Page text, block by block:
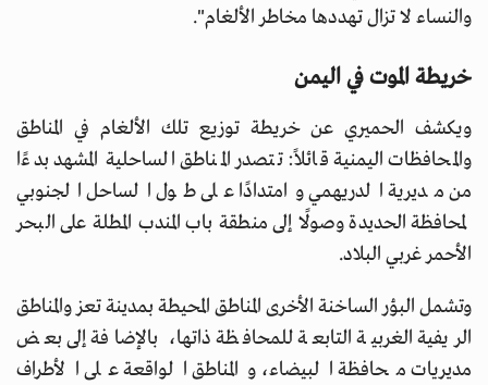
والنساء لا تزال تهددها مخاطر الألغام".
خريطة الموت في اليمن
ويكشف الحميري عن خريطة توزيع تلك الألغام في المناطق
والمحافظات اليمنية قائلاً: تتصدر المناطق الساحلية المشهد بدءًا
من مديرية الدريهمي وامتدادًا على طول الساحل الجنوبي
لمحافظة الحديدة وصولًا إلى منطقة باب المندب المطلة على البحر
الأحمر غربي البلاد.
وتشمل البؤر الساخنة الأخرى المناطق المحيطة بمدينة تعز والمناطق
الريفية الغربية التابعة للمحافظة ذاتها، بالإضافة إلى بعض
مديريات محافظة البيضاء، والمناطق الواقعة على الأطراف